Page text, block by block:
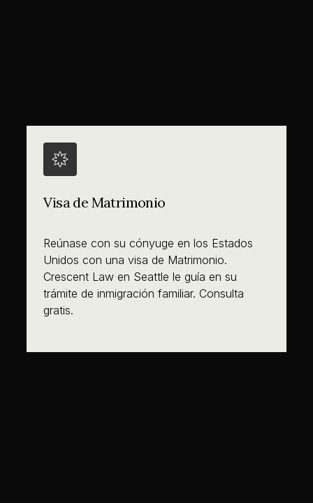
Visa de Matrimonio
Reúnase con su cónyuge en los Estados
Unidos con una visa de Matrimonio.
Crescent Law en Seattle le guía en su
trámite de inmigración familiar. Consulta
gratis.